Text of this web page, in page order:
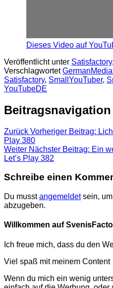
Dieses Video auf
Veröffentlicht unter Satisfactory,
Verschlagwortet
Satisfactory, SmallYouTuber,
YouTubeDE
Beitragsnavigation
Zurück Vorheriger Beitrag:
Play 380
Weiter Nächster Beitrag: Ein
Let’s Play 382
Schreibe einen
Du musstangemeldetsein,
abzugeben.
Willkommen auf
Ich freue mich, dass du den
Viel spaß mit meinem Content
Wenn du mich ein wenig